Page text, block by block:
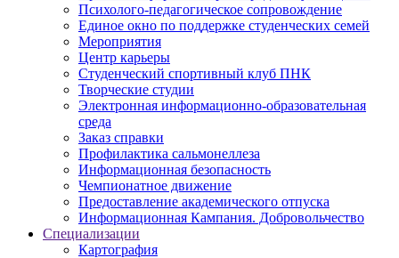
Психолого-педагогическое сопровождение
Единое окно по поддержке студенческих семей
Мероприятия
Центр карьеры
Студенческий спортивный клуб ПНК
Творческие студии
Электронная информационно-образовательная
среда
Заказ справки
Профилактика сальмонеллеза
Информационная безопасность
Чемпионатное движение
Предоставление академического отпуска
Информационная Кампания. Добровольчество
Специализации
Картография